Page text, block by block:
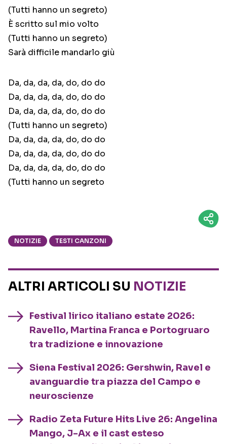
(Tutti hanno un segreto)
È scritto sul mio volto
(Tutti hanno un segreto)
Sarà difficile mandarlo giù
Da, da, da, da, do, do do
Da, da, da, da, do, do do
Da, da, da, da, do, do do
(Tutti hanno un segreto)
Da, da, da, da, do, do do
Da, da, da, da, do, do do
Da, da, da, da, do, do do
(Tutti hanno un segreto
NOTIZIE TESTI CANZONI
ALTRI ARTICOLI SU NOTIZIE
Festival lirico italiano estate 2026:
Ravello, Martina Franca e Portogruaro
tra tradizione e innovazione
Siena Festival 2026: Gershwin, Ravel e
avanguardie tra piazza del Campo e
neuroscienze
Radio Zeta Future Hits Live 26: Angelina
Mango, J-Ax e il cast esteso